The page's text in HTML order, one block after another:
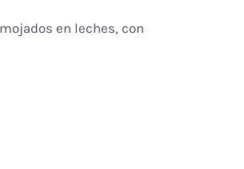
en leches, con